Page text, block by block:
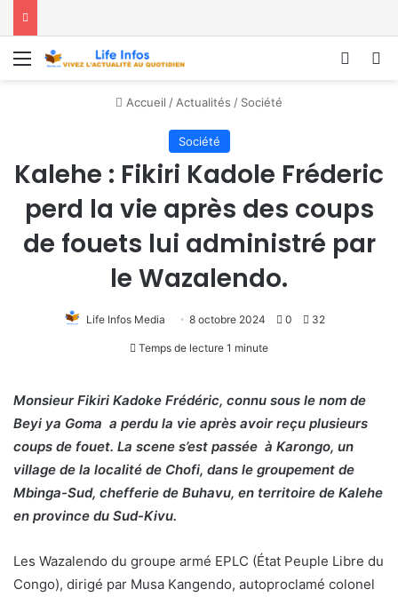
Menu
Accueil / Actualités / Société
Société
Kalehe : Fikiri Kadole Fréderic
perd la vie après des coups
de fouets lui administré par
le Wazalendo.
Life Infos Media 8 octobre 2024 0 32
Temps de lecture 1 minute
Monsieur Fikiri Kadoke Frédéric, connu sous le nom de
Beyi ya Goma a perdu la vie après avoir reçu plusieurs
coups de fouet. La scene s’est passée à Karongo, un
village de la localité de Chofi, dans le groupement de
Mbinga-Sud, chefferie de Buhavu, en territoire de Kalehe
en province du Sud-Kivu.
Les Wazalendo du groupe armé EPLC (État Peuple Libre du
Congo), dirigé par Musa Kangendo, autoproclamé colonel